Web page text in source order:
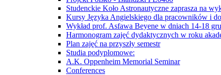
Studenckie Koło Astronautyczne zaprasza na
Kursy Języka Angielskiego dla pracowników i
Wykład prof. Asfawa Beyene w dniach 14-18
Harmonogram zajęć dydaktycznych w roku
Plan zajęć na przyszły semestr
Studia podyplomowe:
A.K. Oppenheim Memorial Seminar
Conferences